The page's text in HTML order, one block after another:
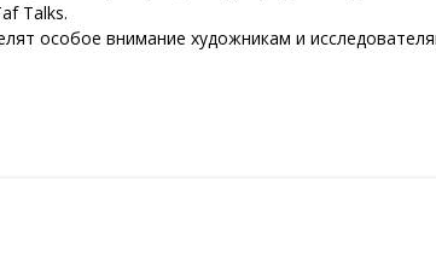
Talks.
особое внимание художникам и